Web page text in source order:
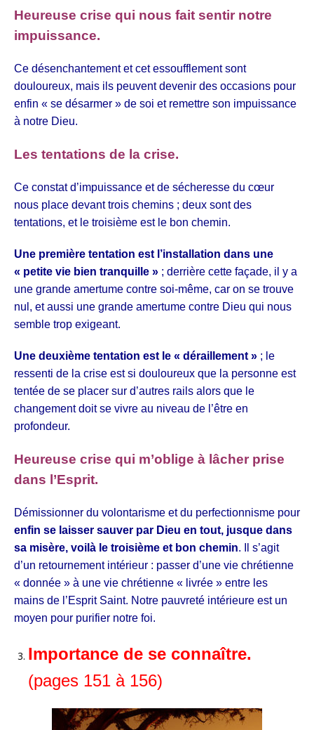
Heureuse crise qui nous fait sentir notre
impuissance.
Ce désenchantement et cet essoufflement sont
douloureux, mais ils peuvent devenir des occasions pour
enfin « se désarmer » de soi et remettre son impuissance
à notre Dieu.
Les tentations de la crise.
Ce constat d’impuissance et de sécheresse du cœur
nous place devant trois chemins ; deux sont des
tentations, et le troisième est le bon chemin.
Une première tentation est l’installation dans une
« petite vie bien tranquille » ; derrière cette façade, il y a
une grande amertume contre soi-même, car on se trouve
nul, et aussi une grande amertume contre Dieu qui nous
semble trop exigeant.
Une deuxième tentation est le « déraillement » ; le
ressenti de la crise est si douloureux que la personne est
tentée de se placer sur d’autres rails alors que le
changement doit se vivre au niveau de l’être en
profondeur.
Heureuse crise qui m’oblige à lâcher prise
dans l’Esprit.
Démissionner du volontarisme et du perfectionnisme pour
enfin se laisser sauver par Dieu en tout, jusque dans
sa misère, voilà le troisième et bon chemin. Il s’agit
d’un retournement intérieur : passer d’une vie chrétienne
« donnée » à une vie chrétienne « livrée » entre les
mains de l’Esprit Saint. Notre pauvreté intérieure est un
moyen pour purifier notre foi.
Importance de se connaître.
(pages 151 à 156)